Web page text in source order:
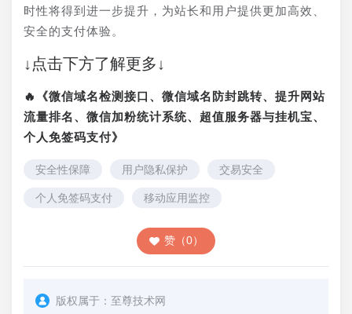
时性将得到进一步提升，为站长和用户提供更加高效、
安全的支付体验。
↓点击下方了解更多↓
🔥《微信域名检测接口、微信域名防封跳转、提升网站
流量排名、微信加粉统计系统、超值服务器与挂机宝、
个人免签码支付》
安全性保障 用户隐私保护 交易安全
个人免签码支付 移动应用监控
赞（0）
版权属于： 至尊技术网